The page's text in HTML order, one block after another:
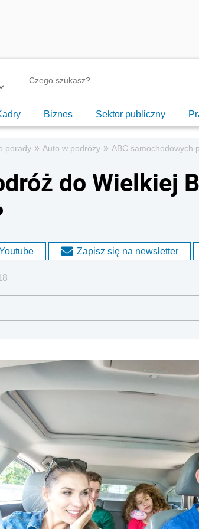
Biznes Sektor publiczny
porady » Auto w podróży » ABC samochodowych
do Wielkiej
Zapisz się na newsletter